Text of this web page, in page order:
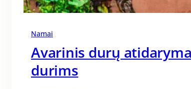
Namai
Avarinis durų
durims